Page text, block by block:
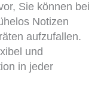
Sie können bei
Notizen
aufzufallen.
und
in jeder